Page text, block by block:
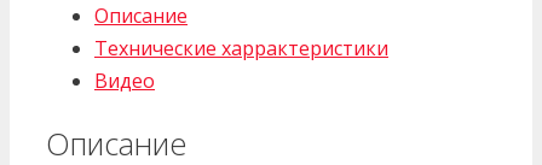
COMPACTA
Описание
Технические харрактеристики
Видео
Описание